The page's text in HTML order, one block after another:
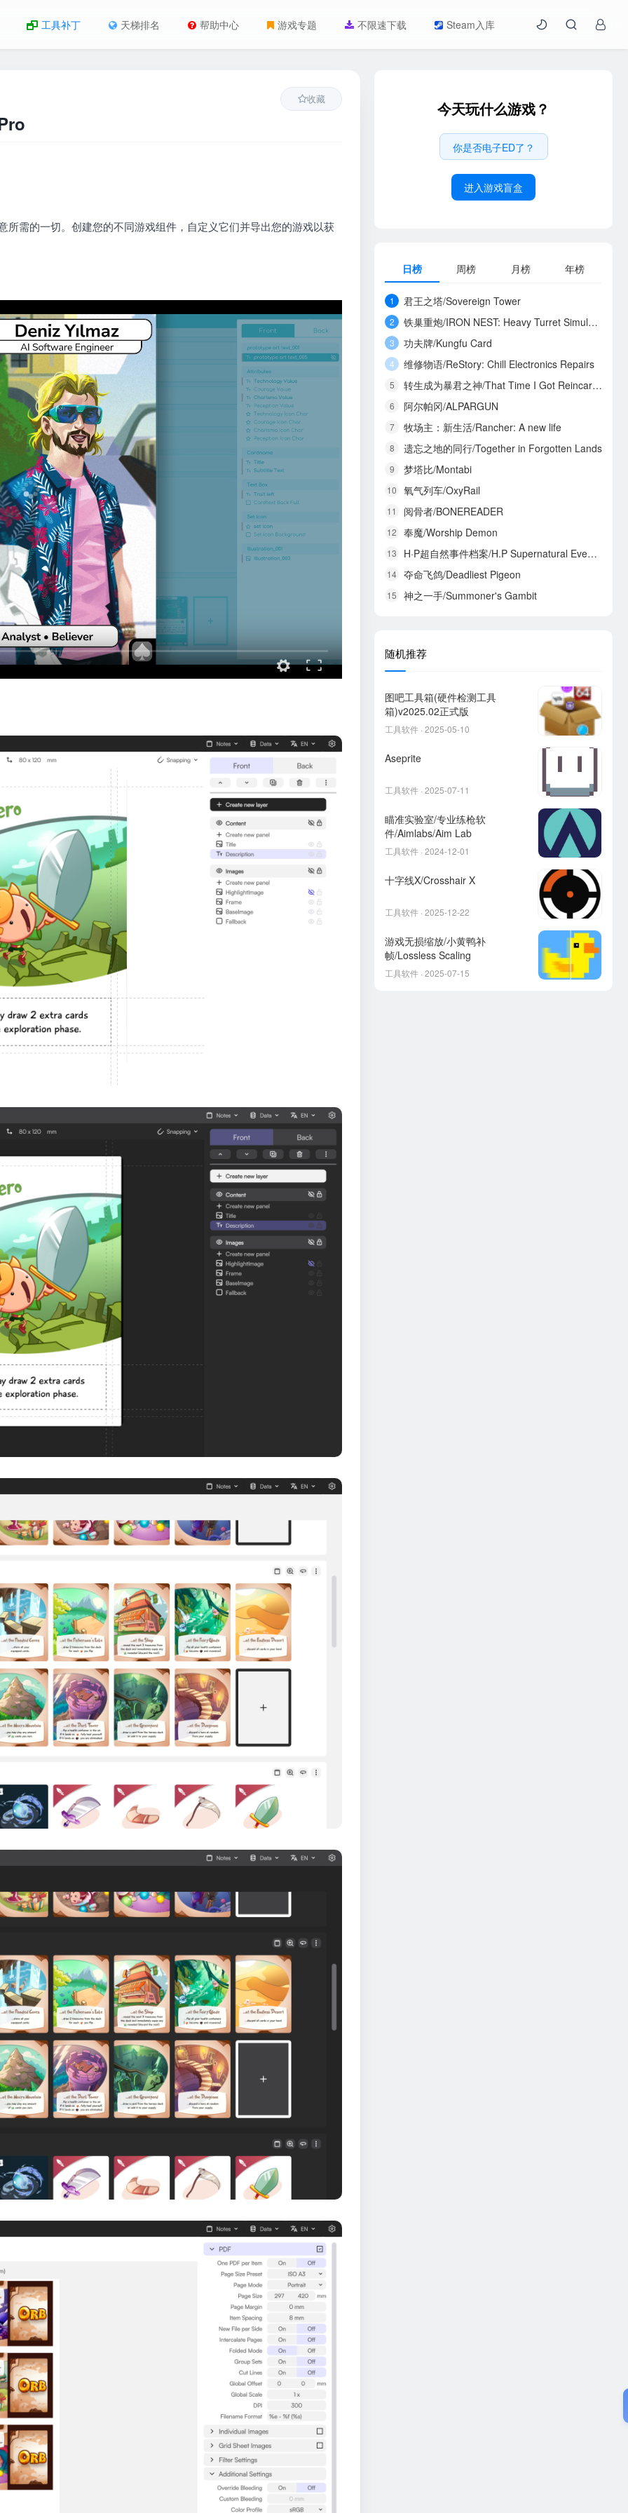
工具补丁 天梯排名 帮助中心 游戏专题 不限速下载 Steam入库
收藏
所需的一切。创建您的不同游戏组件，自定义它们并导出您的游戏以获
今天玩什么游戏？
你是否电子ED了？
进入游戏盲盒
日榜 周榜 月榜 年榜
1 君王之塔/Sovereign Tower
2 铁巢重炮/IRON NEST: Heavy Turret Simulator
3 功夫牌/Kungfu Card
4 维修物语/ReStory: Chill Electronics Repairs
5 转生成为暴君之神/That Time I Got Reincarnated as a Tyrant God
6 阿尔帕冈/ALPARGUN
7 牧场主：新生活/Rancher: A new life
8 遗忘之地的同行/Together in Forgotten Lands
9 梦塔比/Montabi
10 氧气列车/OxyRail
11 阅骨者/BONEREADER
12 奉魔/Worship Demon
13 H·P超自然事件档案/H.P Supernatural Event Archives
14 夺命飞鸽/Deadliest Pigeon
15 神之一手/Summoner's Gambit
随机推荐
图吧工具箱(硬件检测工具
箱)v2025.02正式版
工具软件 · 2025-05-10
Aseprite
工具软件 · 2025-07-11
瞄准实验室/专业练枪软
件/Aimlabs/Aim Lab
工具软件 · 2024-12-01
十字线X/Crosshair X
工具软件 · 2025-12-22
游戏无损缩放/小黄鸭补
帧/Lossless Scaling
工具软件 · 2025-07-15